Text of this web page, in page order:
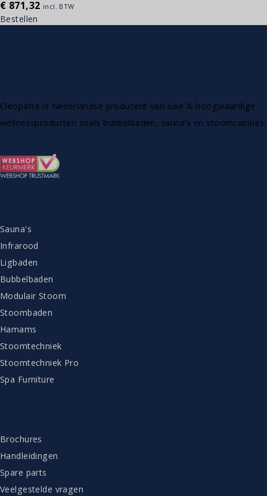
€ 871,32 incl. BTW
Bestellen
Cleopatra is Nederlandse producent van luxe & hoogwaardige
wellnessproducten zoals bubbelbaden, sauna’s en stoomcabines.
Sauna's
Infrarood
Ligbaden
Bubbelbaden
Modulair Stoom
Stoombaden
Hamams
Stoomtechniek
Stoomtechniek Pro
Spa Furniture
Brochures
Handleidingen
Spare parts
Veelgestelde vragen